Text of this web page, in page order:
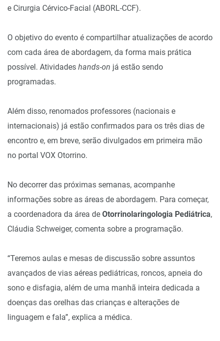
e Cirurgia Cérvico-Facial (ABORL-CCF).
O objetivo do evento é compartilhar atualizações de acordo
com cada área de abordagem, da forma mais prática
possível. Atividades hands-on já estão sendo
programadas.
Além disso, renomados professores (nacionais e
internacionais) já estão confirmados para os três dias de
encontro e, em breve, serão divulgados em primeira mão
no portal VOX Otorrino.
No decorrer das próximas semanas, acompanhe
informações sobre as áreas de abordagem. Para começar,
a coordenadora da área de Otorrinolaringologia Pediátrica,
Cláudia Schweiger, comenta sobre a programação.
“Teremos aulas e mesas de discussão sobre assuntos
avançados de vias aéreas pediátricas, roncos, apneia do
sono e disfagia, além de uma manhã inteira dedicada a
doenças das orelhas das crianças e alterações de
linguagem e fala”, explica a médica.